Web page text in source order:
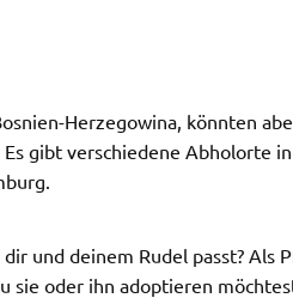
Herzegowina, könnten
gibt verschiedene Abholorte
und deinem Rudel passt? Als
sie oder ihn adoptieren